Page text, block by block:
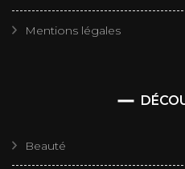
Mentions légales
Beauté